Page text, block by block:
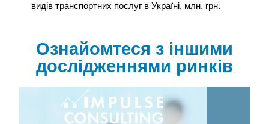
видів транспортних послуг в Україні, млн. грн.
Ознайомтеся з іншими
дослідженнями ринків